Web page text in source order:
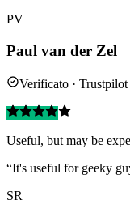
PV
Paul van der Zel
Verificato · Trustpilot
Useful, but may be
“It's useful for geeky
SR